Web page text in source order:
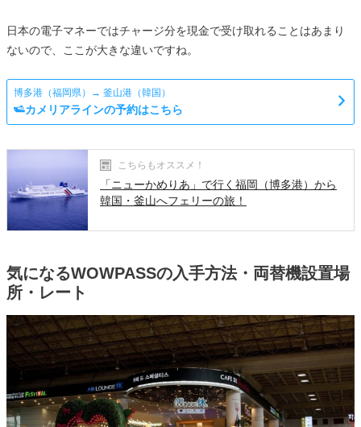
日本の電子マネーではチャージ分を現金で受け取れることはあまり
ないので、ここが大きな違いですね。
博多港（福岡県）→ 釜山港（韓国）
カメリアラインの予約はこちら
こちらもオススメ！
「ニューかめりあ」で行く福岡（博多港）から
韓国・釜山へフェリーの旅！
気になるWOWPASSの入手方法・両替機設置場
所・レート